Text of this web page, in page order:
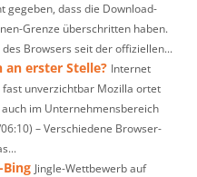
gegeben, dass die Download-
Grenze überschritten haben.
Browsers seit der offiziellen...
erster Stelle? Internet
unverzichtbar Mozilla ortet
im Unternehmensbereich
– Verschiedene Browser-
Jingle-Wettbewerb auf